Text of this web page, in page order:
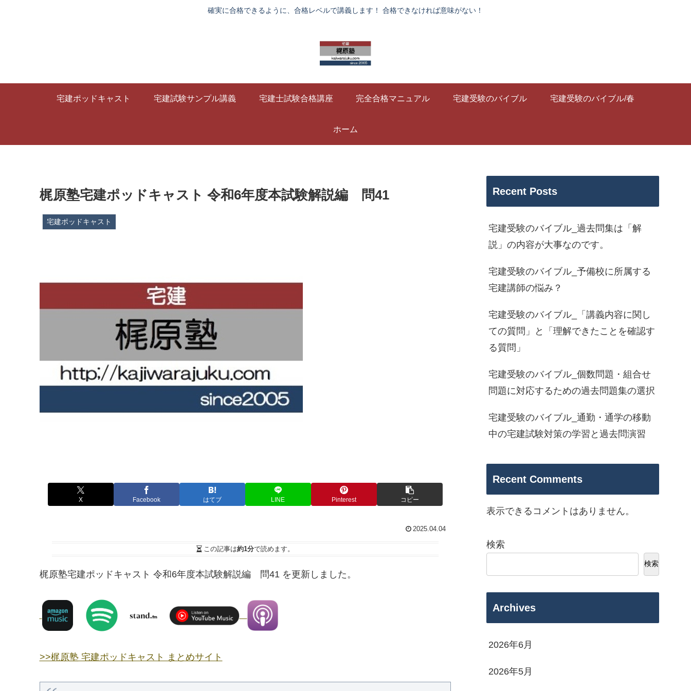
確実に合格できるように、合格レベルで講義します！ 合格できなければ意味がない！
宅建ポッドキャスト 宅建試験サンプル講義 宅建士試験合格講座 完全合格マニュアル 宅建受験のバイブル 宅建受験のバイブル/春
ホーム
梶原塾宅建ポッドキャスト 令和6年度本試験解説編 問41
宅建ポッドキャスト
X Facebook はてブ LINE Pinterest コピー
2025.04.04
この記事は約1分で読めます。
梶原塾宅建ポッドキャスト 令和6年度本試験解説編 問41 を更新しました。
>>梶原塾 宅建ポッドキャスト まとめサイト
Recent Posts
宅建受験のバイブル_過去問集は「解
説」の内容が大事なのです。
宅建受験のバイブル_予備校に所属する
宅建講師の悩み？
宅建受験のバイブル_「講義内容に関し
ての質問」と「理解できたことを確認す
る質問」
宅建受験のバイブル_個数問題・組合せ
問題に対応するための過去問題集の選択
宅建受験のバイブル_通勤・通学の移動
中の宅建試験対策の学習と過去問演習
Recent Comments
表示できるコメントはありません。
検索
検索
Archives
2026年6月
2026年5月